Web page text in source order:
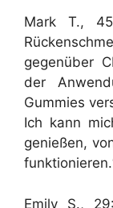
Mark T.,
gegenüber
der
Gummies
Ich kann
genießen,
Emily S.,